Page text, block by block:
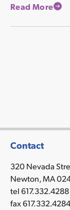
Read More
Contact
320 Nevada
Newton, MA
tel 617.332.4288
fax 617.332.4284